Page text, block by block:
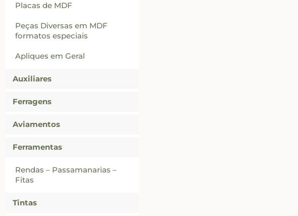
Placas de MDF
Peças Diversas em MDF
formatos especiais
Apliques em Geral
Auxiliares
Ferragens
Aviamentos
Ferramentas
Rendas – Passamanarias –
Fitas
Tintas